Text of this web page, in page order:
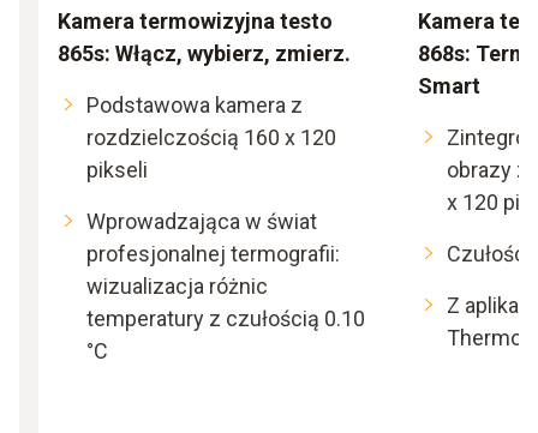
Kamera termowizyjna testo
865s: Włącz, wybierz, zmierz.
Podstawowa kamera z
rozdzielczością 160 x 120
pikseli
Wprowadzająca w świat
profesjonalnej termografii:
wizualizacja różnic
temperatury z czułością 0.10
°C
Kamera
868s:
Smart
obrazy z
x 120
Z